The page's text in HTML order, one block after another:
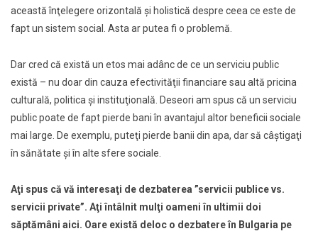
această înţelegere orizontală şi holistică despre ceea ce este de
fapt un sistem social. Asta ar putea fi o problemă.
Dar cred că există un etos mai adânc de ce un serviciu public
există – nu doar din cauza efectivităţii financiare sau altă pricina
culturală, politica şi instituţională. Deseori am spus că un serviciu
public poate de fapt pierde bani în avantajul altor beneficii sociale
mai large. De exemplu, puteţi pierde banii din apa, dar să câştigaţi
în sănătate şi în alte sfere sociale.
Aţi spus că vă interesaţi de dezbaterea ”servicii publice vs.
servicii private”. Aţi întâlnit mulţi oameni în ultimii doi
săptămâni aici. Oare există deloc o dezbatere în Bulgaria pe